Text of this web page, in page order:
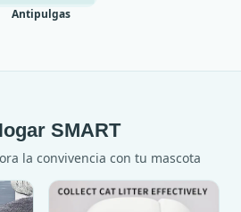
Antipulgas
SMART
la convivencia con tu mascota